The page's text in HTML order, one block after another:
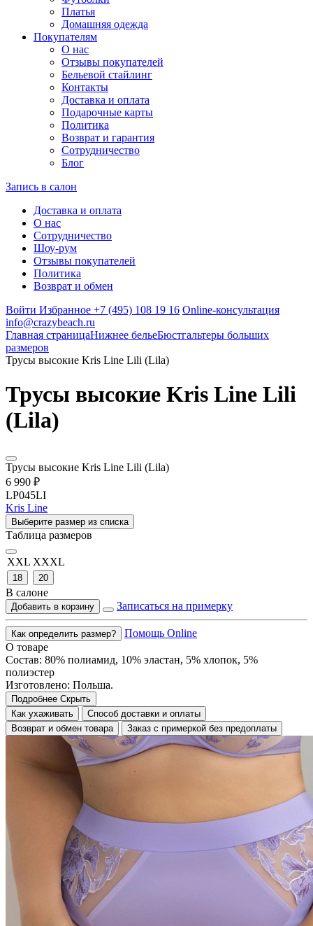
Платья
Домашняя одежда
Покупателям
О нас
Отзывы покупателей
Бельевой стайлинг
Контакты
Доставка и оплата
Подарочные карты
Политика
Возврат и гарантия
Сотрудничество
Блог
Запись в салон
Доставка и оплата
О нас
Сотрудничество
Шоу-рум
Отзывы покупателей
Политика
Возврат и обмен
Войти Избранное +7 (495) 108 19 16 Online-консультация
info@crazybeach.ru
Главная страницаНижнее бельеБюстгальтеры больших
размеров
Трусы высокие Kris Line Lili (Lila)
Трусы высокие Kris Line Lili
(Lila)
Трусы высокие Kris Line Lili (Lila)
6 990 ₽
LP045LI
Kris Line
Выберите размер из списка
Таблица размеров
XXL XXXL
18 20
В салоне
Добавить в корзину Записаться на примерку
Как определить размер?
Помощь Online
О товаре
Состав: 80% полиамид, 10% эластан, 5% хлопок, 5%
полиэстер
Изготовлено: Польша.
Подробнее Скрыть
Как ухаживать
Способ доставки и оплаты
Возврат и обмен товара
Заказ с примеркой без предоплаты